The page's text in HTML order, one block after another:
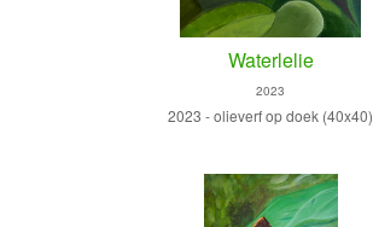
Waterlelie
2023
2023 - olieverf op doek (40x40)